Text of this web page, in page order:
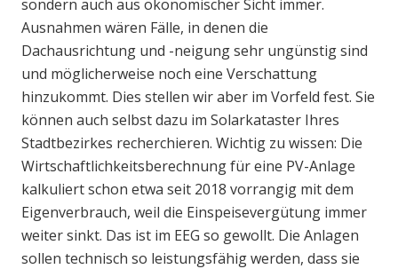
sondern auch aus ökonomischer Sicht immer.
Ausnahmen wären Fälle, in denen die
Dachausrichtung und -neigung sehr ungünstig sind
und möglicherweise noch eine Verschattung
hinzukommt. Dies stellen wir aber im Vorfeld fest. Sie
können auch selbst dazu im Solarkataster Ihres
Stadtbezirkes recherchieren. Wichtig zu wissen: Die
Wirtschaftlichkeitsberechnung für eine PV-Anlage
kalkuliert schon etwa seit 2018 vorrangig mit dem
Eigenverbrauch, weil die Einspeisevergütung immer
weiter sinkt. Das ist im EEG so gewollt. Die Anlagen
sollen technisch so leistungsfähig werden, dass sie